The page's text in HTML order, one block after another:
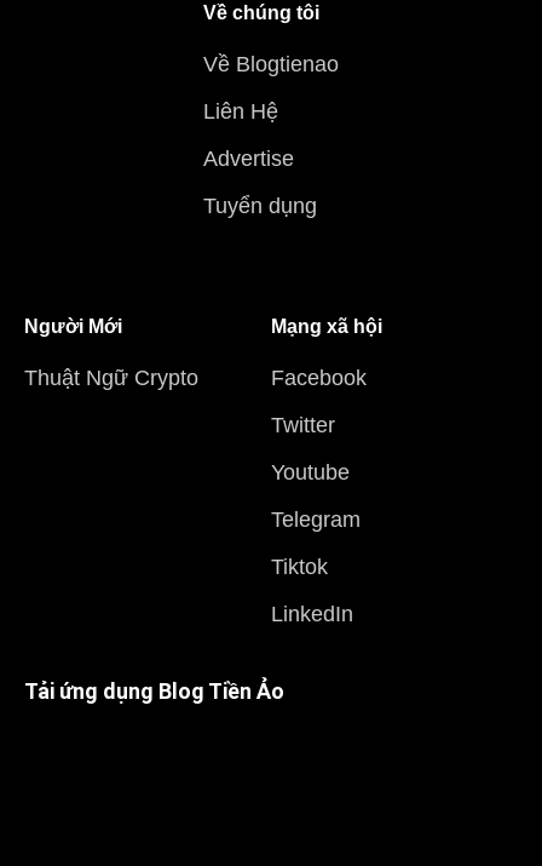
Về chúng tôi
Về Blogtienao
Liên Hệ
Advertise
Tuyển dụng
Người Mới
Thuật Ngữ Crypto
Mạng xã hội
Facebook
Twitter
Youtube
Telegram
Tiktok
LinkedIn
Tải ứng dụng Blog Tiền Ảo